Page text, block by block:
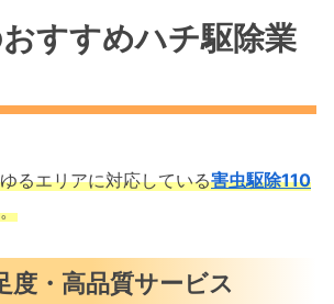
すすめハチ駆除業
るエリアに対応している害虫駆除110
度・高品質サービス